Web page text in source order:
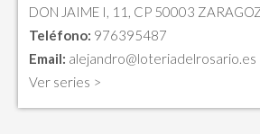
DON JAIME I, 11, CP 50003
Teléfono: 976395487
Email: alejandro@loteriadelrosario.es
Ver series >